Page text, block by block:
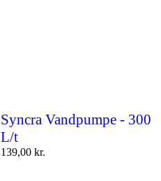
Syncra Vandpumpe - 300
L/t
139,00 kr.